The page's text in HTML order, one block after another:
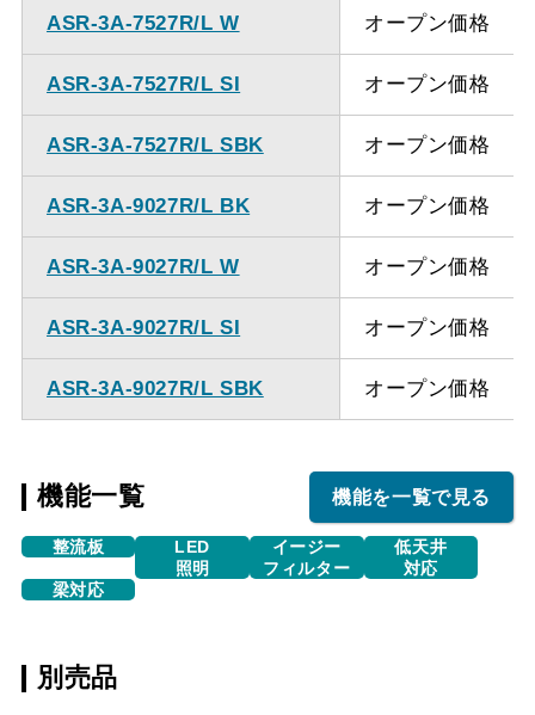
ASR-3A-7527R/L W オープン価格
ASR-3A-7527R/L SI オープン価格
ASR-3A-7527R/L SBK オープン価格
ASR-3A-9027R/L BK オープン価格
ASR-3A-9027R/L W オープン価格
ASR-3A-9027R/L SI オープン価格
ASR-3A-9027R/L SBK オープン価格
機能一覧 機能を一覧で見る
整流板
LED
照明
イージー
フィルター
低天井
対応
梁対応
別売品